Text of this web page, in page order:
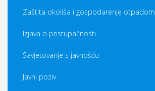
Zaštita okoliša i gospodarenje otpadom
Izjava o pristupačnosti
Savjetovanje s javnošću
Javni poziv